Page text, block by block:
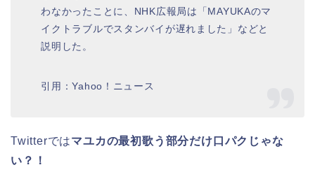
わなかったことに、NHK広報局は「MAYUKAのマ
イクトラブルでスタンバイが遅れました」などと
説明した。
引用：Yahoo！ニュース
Twitterではマユカの最初歌う部分だけ口パクじゃな
い？！